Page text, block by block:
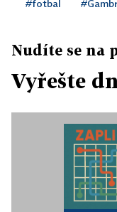
#fotbal
Nudíte se na
Vyřešte